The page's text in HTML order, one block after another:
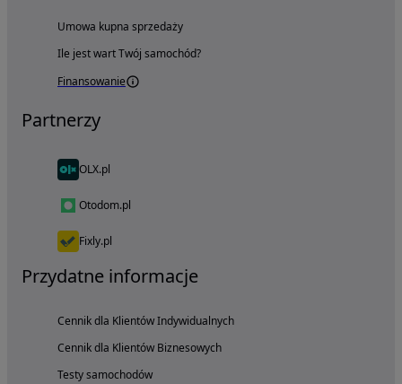
Umowa kupna sprzedaży
Ile jest wart Twój samochód?
Finansowanie
Partnerzy
OLX.pl
Otodom.pl
Fixly.pl
Przydatne informacje
Cennik dla Klientów Indywidualnych
Cennik dla Klientów Biznesowych
Testy samochodów